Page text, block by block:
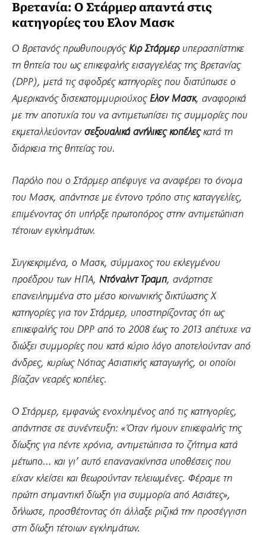
Βρετανία: Ο Στάρμερ απαντά στις
κατηγορίες του Ελον Μασκ
Ο Βρετανός πρωθυπουργός Κιρ Στάρμερ υπερασπίστηκε
τη θητεία του ως επικεφαλής εισαγγελέας της Βρετανίας
(DPP), μετά τις σφοδρές κατηγορίες που διατύπωσε ο
Αμερικανός δισεκατομμυριούχος Eλον Μασκ, αναφορικά
με την αποτυχία του να αντιμετωπίσει τις συμμορίες που
εκμεταλλεύονταν σεξουαλικά ανήλικες κοπέλεςκατά τη
διάρκεια της θητείας του.
Παρόλο που ο Στάρμερ απέφυγε να αναφέρει το όνομα
του Μασκ, απάντησε με έντονο τρόπο στις καταγγελίες,
επιμένοντας ότι υπήρξε πρωτοπόρος στην αντιμετώπιση
τέτοιων εγκλημάτων.
Συγκεκριμένα, ο Μασκ, σύμμαχος του εκλεγμένου
προέδρου των ΗΠΑ, Ντόναλντ Τραμπ, ανάρτησε
επανειλημμένα στο μέσο κοινωνικής δικτύωσης X
κατηγορίες για τον Στάρμερ, υποστηρίζοντας ότι ως
επικεφαλής του DPP από το 2008 έως το 2013 απέτυχε να
διώξει συμμορίες που κατά κύριο λόγο αποτελούνταν από
άνδρες, κυρίως Νότιας Ασιατικής καταγωγής, οι οποίοι
βίαζαν νεαρές κοπέλες.
Ο Στάρμερ, εμφανώς ενοχλημένος από τις κατηγορίες,
απάντησε σε συνέντευξη: «Όταν ήμουν επικεφαλής της
δίωξης για πέντε χρόνια, αντιμετώπισα το ζήτημα κατά
μέτωπο… και γι’ αυτό επανανακίνησα υποθέσεις που
είχαν κλείσει και θεωρούνταν τελειωμένες. Φέραμε τη
πρώτη σημαντική δίωξη για συμμορία από Ασιάτες»,
δήλωσε, προσθέτοντας ότι άλλαξε ριζικά την προσέγγιση
στη δίωξη τέτοιων εγκλημάτων.